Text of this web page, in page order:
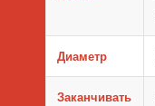
Диаметр
Заканчивать